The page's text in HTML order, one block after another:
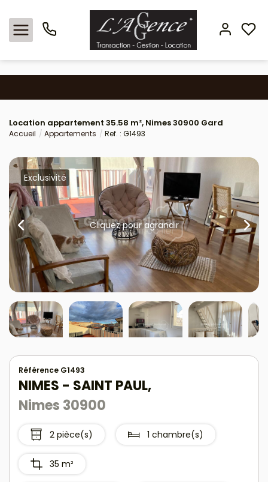
Nos offres
Locations
L'agence
Estimation
Avis clients
Location appartement 35.58 m², Nimes 30900 Gard
Accueil Appartements Ref. : G1493
Exclusivité
Cliquez pour agrandir
Référence G1493
NIMES - SAINT PAUL,
Nimes 30900
2 pièce(s) 1 chambre(s)
35 m²